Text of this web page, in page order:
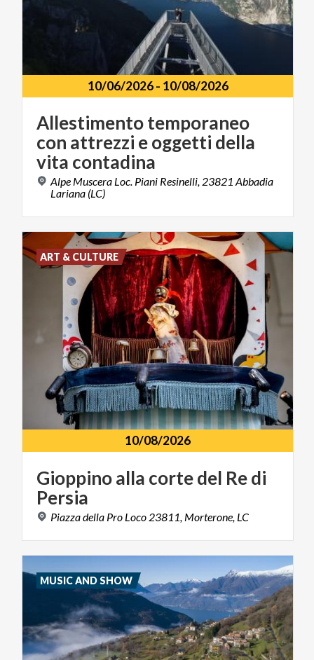
10/06/2026- 10/08/2026
Allestimento temporaneo
con attrezzi e oggetti della
vita contadina
Alpe Muscera Loc. Piani Resinelli, 23821 Abbadia
Lariana (LC)
10/08/2026
Gioppinoalla cortedel Redi
Persia
Piazzadella Pro Loco 23811, Morterone, LC
ART & CULTURE
MUSIC AND SHOW